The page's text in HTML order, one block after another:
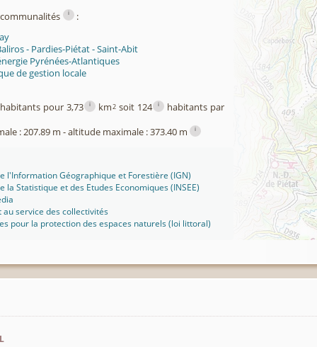
i
:
- Pardies-Piétat - Saint-Abit
Pyrénées-Atlantiques
de gestion locale
pour 3,73 i km2 soit 124 i habitants par
: 207.89 m - altitude maximale : 373.40 m i
l'Information Géographique et Forestière (IGN)
la Statistique et des Etudes Economiques (INSEE)
au service des collectivités
pour la protection des espaces naturels (loi littoral)